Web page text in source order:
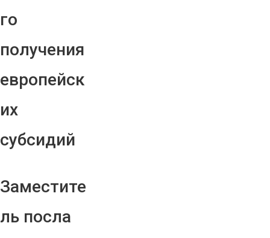
го
получения
европейск
их
субсидий
Заместите
ль посла